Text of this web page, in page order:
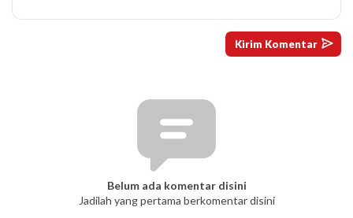
Belum ada komentar disini
Jadilah yang pertama berkomentar disini